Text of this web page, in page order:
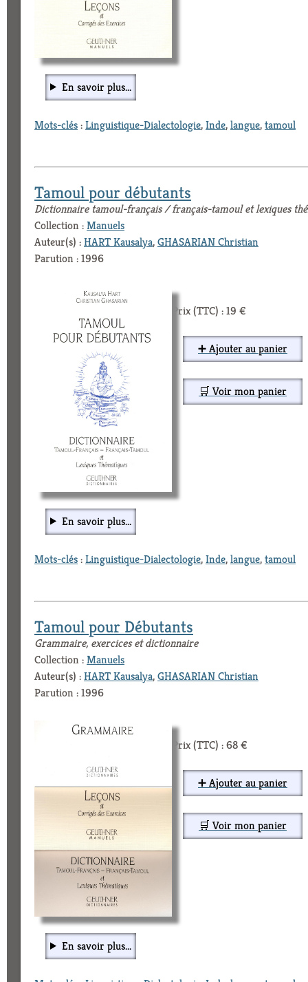
En savoir plus...
Mots-clés:Linguistique-Dialectologie,Inde,langue,tamoul
Tamoul pour débutants
Dictionnaire tamoul-français / français-tamoul et lexiques
Collection :Manuels
Auteur(s) :HART Kausalya,GHASARIAN Christian
Parution : 1996
Prix (TTC) : 19 €
➕ Ajouter au panier
🛒 Voir mon panier
En savoir plus...
Mots-clés:Linguistique-Dialectologie,Inde,langue,tamoul
Tamoul pour Débutants
Grammaire, exercices et dictionnaire
Collection :Manuels
Auteur(s) :HART Kausalya,GHASARIAN Christian
Parution : 1996
Prix (TTC) : 68 €
➕ Ajouter au panier
🛒 Voir mon panier
En savoir plus...